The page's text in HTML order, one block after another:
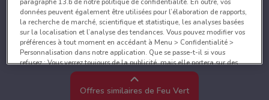
Offres similaires de Feu Vert
paragraphe 13.b de notre politique de confidentialité. En outre, vos
données peuvent également être utilisées pour l’élaboration de rapports,
la recherche de marché, scientifique et statistique, les analyses basées
sur la localisation et l’analyse des tendances. Vous pouvez modifier vos
préférences à tout moment en accédant à Menu > Confidentialité >
Personnalisation dans notre application. Que se passe-t-il si vous
refusez : Vous verrez toujours de la publicité, mais elle portera sur des
sujets généraux et ne sera probablement pas pertinente pour vos centres
d’intérêt. Vous pouvez changer d’avis à tout moment en accédant à
Menu > Confidentialité > Personnalisation dans notre application.